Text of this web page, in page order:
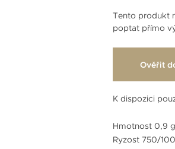
Tento produkt
poptat přímo
Ověřit
K dispozici
Hmotnost 0,9
Ryzost 750/